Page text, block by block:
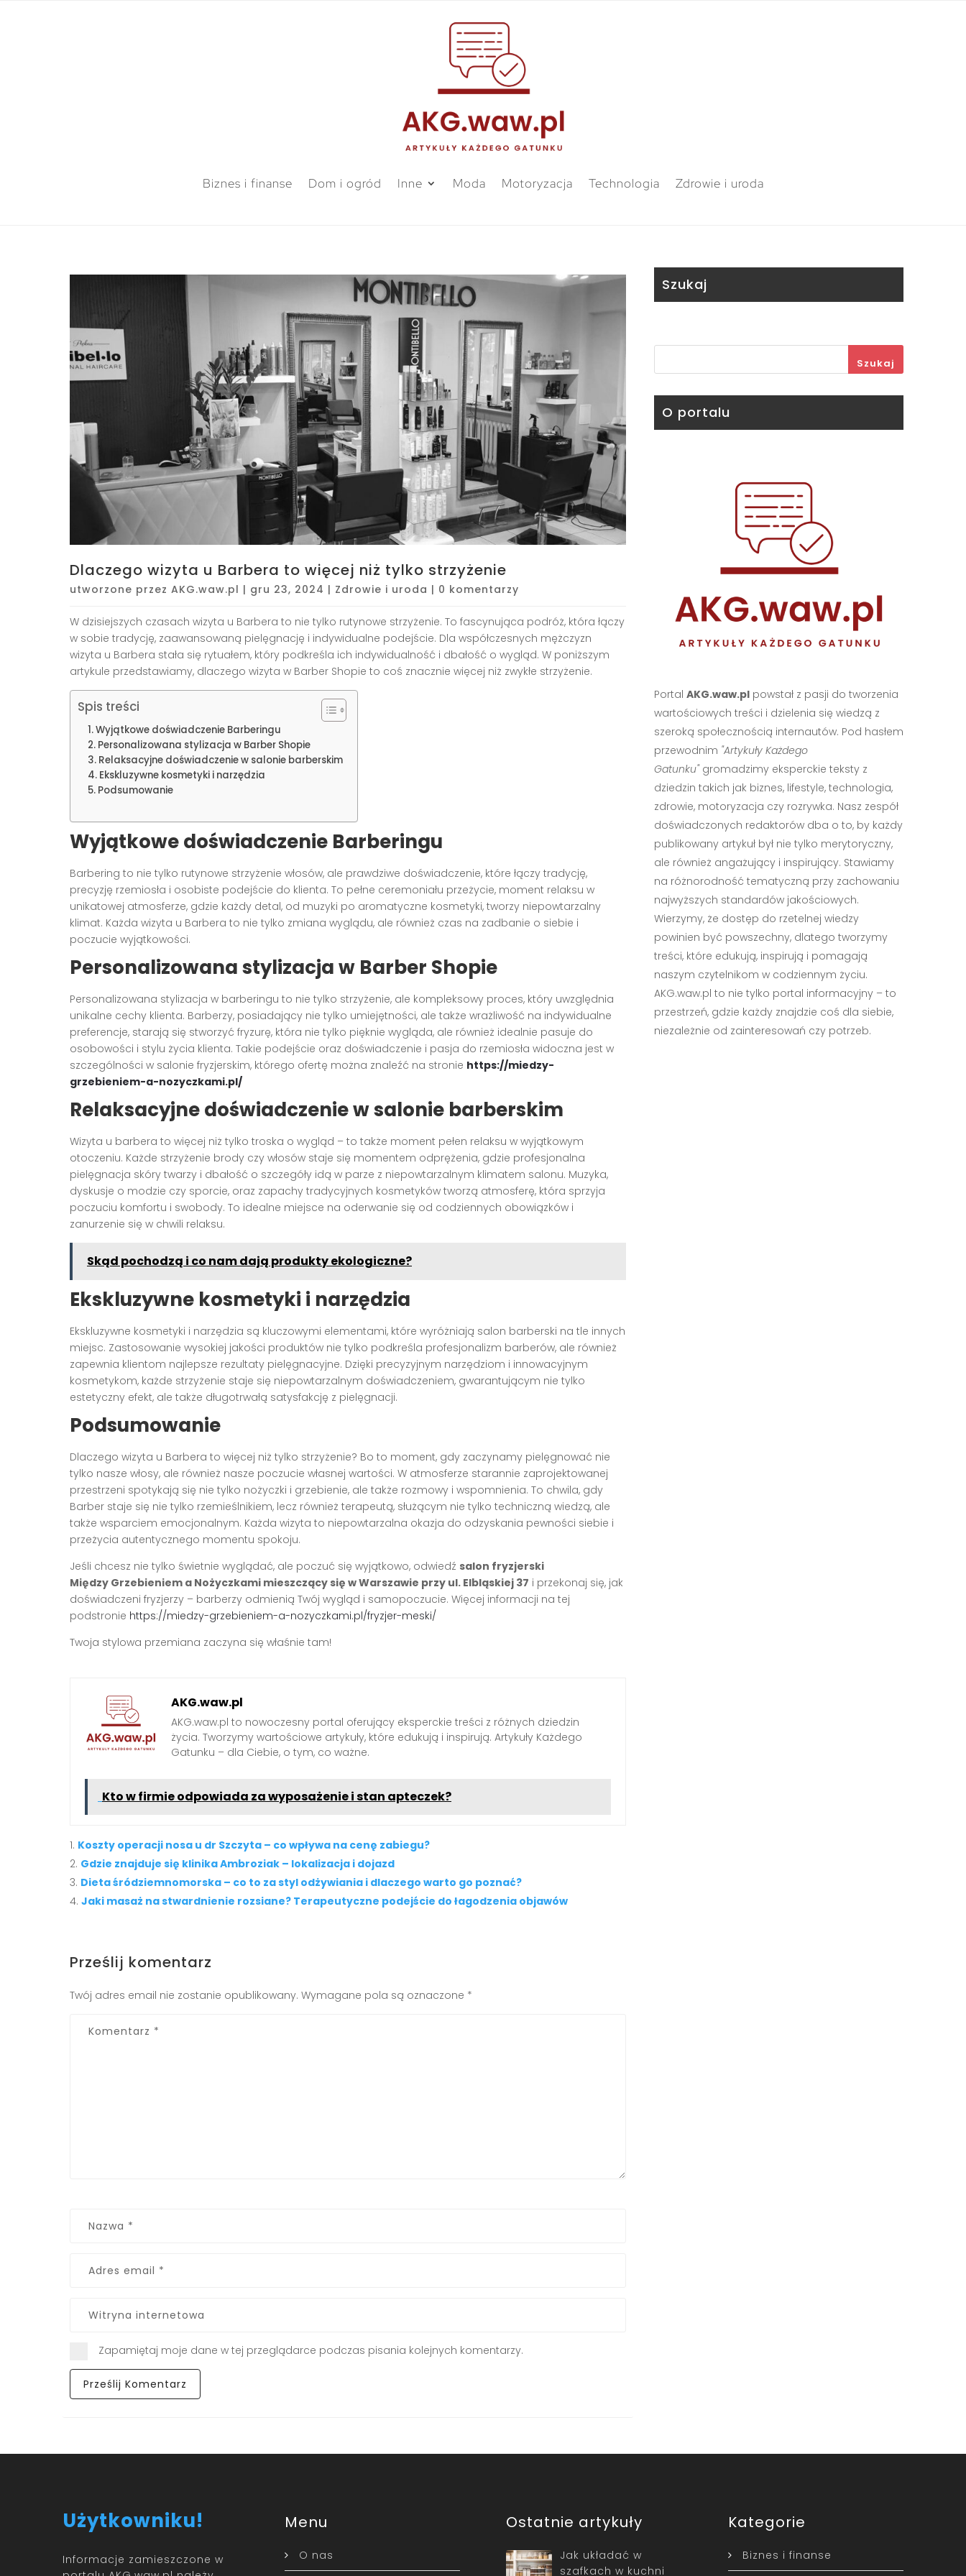
Biznes i finanse Dom i ogród Inne Moda Motoryzacja Technologia Zdrowie i uroda
Dlaczego wizyta u Barbera to więcej niż tylko strzyżenie
utworzone przez AKG.waw.pl | gru 23, 2024 | Zdrowie i uroda | 0 komentarzy
W dzisiejszych czasach wizyta u Barbera to nie tylko rutynowe strzyżenie. To fascynująca podróż, która łączy
w sobie tradycję, zaawansowaną pielęgnację i indywidualne podejście. Dla współczesnych mężczyzn
wizyta u Barbera stała się rytuałem, który podkreśla ich indywidualność i dbałość o wygląd. W poniższym
artykule przedstawiamy, dlaczego wizyta w Barber Shopie to coś znacznie więcej niż zwykłe strzyżenie.
Spis treści
Wyjątkowe doświadczenie Barberingu
Personalizowana stylizacja w Barber Shopie
Relaksacyjne doświadczenie w salonie barberskim
Ekskluzywne kosmetyki i narzędzia
Podsumowanie
Wyjątkowe doświadczenie Barberingu
Barbering to nie tylko rutynowe strzyżenie włosów, ale prawdziwe doświadczenie, które łączy tradycję,
precyzję rzemiosła i osobiste podejście do klienta. To pełne ceremoniału przeżycie, moment relaksu w
unikatowej atmosferze, gdzie każdy detal, od muzyki po aromatyczne kosmetyki, tworzy niepowtarzalny
klimat. Każda wizyta u Barbera to nie tylko zmiana wyglądu, ale również czas na zadbanie o siebie i
poczucie wyjątkowości.
Personalizowana stylizacja w Barber Shopie
Personalizowana stylizacja w barberingu to nie tylko strzyżenie, ale kompleksowy proces, który uwzględnia
unikalne cechy klienta. Barberzy, posiadający nie tylko umiejętności, ale także wrażliwość na indywidualne
preferencje, starają się stworzyć fryzurę, która nie tylko pięknie wygląda, ale również idealnie pasuje do
osobowości i stylu życia klienta. Takie podejście oraz doświadczenie i pasja do rzemiosła widoczna jest w
szczególności w salonie fryzjerskim, którego ofertę można znaleźć na stronie https://miedzy-
grzebieniem-a-nozyczkami.pl/
Relaksacyjne doświadczenie w salonie barberskim
Wizyta u barbera to więcej niż tylko troska o wygląd – to także moment pełen relaksu w wyjątkowym
otoczeniu. Każde strzyżenie brody czy włosów staje się momentem odprężenia, gdzie profesjonalna
pielęgnacja skóry twarzy i dbałość o szczegóły idą w parze z niepowtarzalnym klimatem salonu. Muzyka,
dyskusje o modzie czy sporcie, oraz zapachy tradycyjnych kosmetyków tworzą atmosferę, która sprzyja
poczuciu komfortu i swobody. To idealne miejsce na oderwanie się od codziennych obowiązków i
zanurzenie się w chwili relaksu.
Skąd pochodzą i co nam dają produkty ekologiczne?
Ekskluzywne kosmetyki i narzędzia
Ekskluzywne kosmetyki i narzędzia są kluczowymi elementami, które wyróżniają salon barberski na tle innych
miejsc. Zastosowanie wysokiej jakości produktów nie tylko podkreśla profesjonalizm barberów, ale również
zapewnia klientom najlepsze rezultaty pielęgnacyjne. Dzięki precyzyjnym narzędziom i innowacyjnym
kosmetykom, każde strzyżenie staje się niepowtarzalnym doświadczeniem, gwarantującym nie tylko
estetyczny efekt, ale także długotrwałą satysfakcję z pielęgnacji.
Podsumowanie
Dlaczego wizyta u Barbera to więcej niż tylko strzyżenie? Bo to moment, gdy zaczynamy pielęgnować nie
tylko nasze włosy, ale również nasze poczucie własnej wartości. W atmosferze starannie zaprojektowanej
przestrzeni spotykają się nie tylko nożyczki i grzebienie, ale także rozmowy i wspomnienia. To chwila, gdy
Barber staje się nie tylko rzemieślnikiem, lecz również terapeutą, służącym nie tylko techniczną wiedzą, ale
także wsparciem emocjonalnym. Każda wizyta to niepowtarzalna okazja do odzyskania pewności siebie i
przeżycia autentycznego momentu spokoju.
Jeśli chcesz nie tylko świetnie wyglądać, ale poczuć się wyjątkowo, odwiedź salon fryzjerski
Między Grzebieniem a Nożyczkami mieszczący się w Warszawie przy ul. Elbląskiej 37 i przekonaj się, jak
doświadczeni fryzjerzy – barberzy odmienią Twój wygląd i samopoczucie. Więcej informacji na tej
podstronie https://miedzy-grzebieniem-a-nozyczkami.pl/fryzjer-meski/
Twoja stylowa przemiana zaczyna się właśnie tam!
AKG.waw.pl
AKG.waw.pl to nowoczesny portal oferujący eksperckie treści z różnych dziedzin
życia. Tworzymy wartościowe artykuły, które edukują i inspirują. Artykuły Każdego
Gatunku – dla Ciebie, o tym, co ważne.
Kto w firmie odpowiada za wyposażenie i stan apteczek?
Koszty operacji nosa u dr Szczyta – co wpływa na cenę zabiegu?
Gdzie znajduje się klinika Ambroziak – lokalizacja i dojazd
Dieta śródziemnomorska – co to za styl odżywiania i dlaczego warto go poznać?
Jaki masaż na stwardnienie rozsiane? Terapeutyczne podejście do łagodzenia objawów
Prześlij komentarz
Twój adres email nie zostanie opublikowany. Wymagane pola są oznaczone *
Zapamiętaj moje dane w tej przeglądarce podczas pisania kolejnych komentarzy.
Szukaj
Szukaj
O portalu
Portal AKG.waw.plpowstał z pasji do tworzenia
wartościowych treści i dzielenia się wiedzą z
szeroką społecznością internautów. Pod hasłem
przewodnim "Artykuły Każdego
Gatunku"gromadzimy eksperckie teksty z
dziedzin takich jak biznes, lifestyle, technologia,
zdrowie, motoryzacja czy rozrywka. Nasz zespół
doświadczonych redaktorów dba o to, by każdy
publikowany artykuł był nie tylko merytoryczny,
ale również angażujący i inspirujący. Stawiamy
na różnorodność tematyczną przy zachowaniu
najwyższych standardów jakościowych.
Wierzymy, że dostęp do rzetelnej wiedzy
powinien być powszechny, dlatego tworzymy
treści, które edukują, inspirują i pomagają
naszym czytelnikom w codziennym życiu.
AKG.waw.pl to nie tylko portal informacyjny – to
przestrzeń, gdzie każdy znajdzie coś dla siebie,
niezależnie od zainteresowań czy potrzeb.
Użytkowniku!
Informacje zamieszczone w
Menu
O nas
Ostatnie artykuły
Jak układać w
szafkach w kuchni
Kategorie
Biznes i finanse